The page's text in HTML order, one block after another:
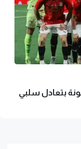
بتعادل سلبي